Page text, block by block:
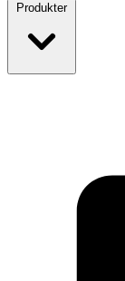
Produkter